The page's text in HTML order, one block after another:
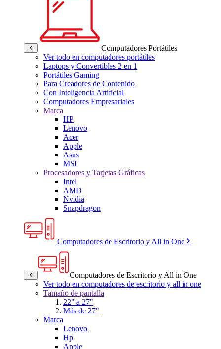
Computadores Portátiles
Ver todo en computadores portátiles
Laptops y Convertibles 2 en 1
Portátiles Gaming
Para Creadores de Contenido
Con Inteligencia Artificial
Computadores Empresariales
Marca
HP
Lenovo
Acer
Apple
Asus
MSI
Procesadores y Tarjetas Gráficas
Intel
AMD
Nvidia
Snapdragon
Computadores de Escritorio y All in One
Computadores de Escritorio y All in One
Ver todo en computadores de escritorio y all in one
Tamaño de pantalla
22" a 27"
Más de 27"
Marca
Lenovo
Hp
Apple